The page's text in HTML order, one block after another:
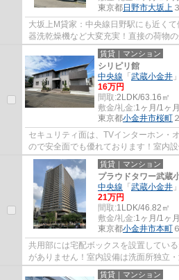
東京都日野市大坂上
大坂上M貸家：中央線日野駅にも近く
器洗乾燥機など大変充実！直接の荷物
も宅配ボックスがあれば接触せずに荷
賃貸｜マンション
シリピリ館
中央線 「 武蔵小金井
16万円
間取:2LDK/63.16㎡
敷金/礼金:1ヶ月/1ヶ月
東京都小金井市桜町
セキュリティ面は、TVインターホン・
ので安全面でも優れております！室内
大変充実！素敵なデザインでゆとりの
賃貸｜マンション
プラウドタワー武蔵
中央線 「 武蔵小金井
21万円
間取:1LDK/46.82㎡
敷金/礼金:1ヶ月/1ヶ月
東京都小金井市本町
共用部には宅配ボックスを設置してい
がありません！室内設備は洗面所独立
ても充実しています！セキュリティ面
賃貸｜マンション